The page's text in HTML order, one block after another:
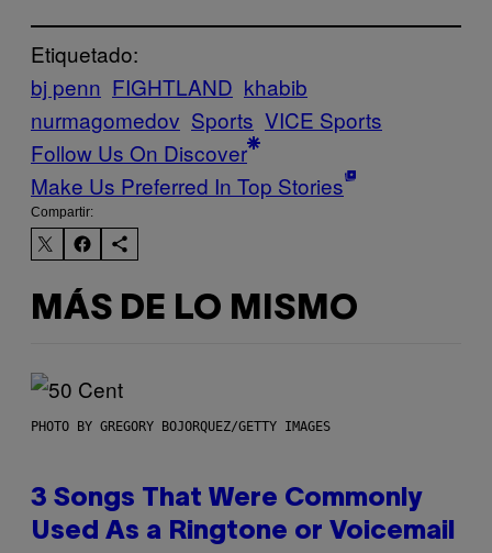
Etiquetado:
bj penn FIGHTLAND khabib
nurmagomedov Sports VICE Sports
Follow Us On Discover
Make Us Preferred In Top Stories
Compartir:
MÁS DE LO MISMO
PHOTO BY GREGORY BOJORQUEZ/GETTY IMAGES
3 Songs That Were Commonly
Used As a Ringtone or Voicemail